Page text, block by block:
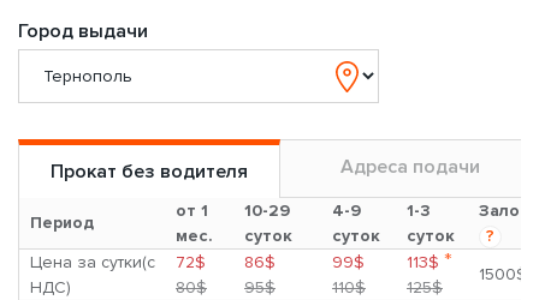
Город выдачи
Прокат без водителя Адреса подачи
Период
от 1
мес.
10-29
суток
4-9
суток
1-3
суток
Залог
?
Цена за сутки(с
НДС)
72$
80$
86$
95$
99$
110$
113$ *
125$
1500$